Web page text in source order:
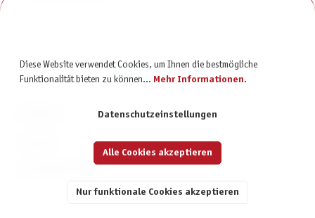
Diese Website verwendet Cookies, um Ihnen die bestmögliche
Funktionalität bieten zu können... Mehr Informationen.
Datenschutzeinstellungen
Nur funktionale Cookies akzeptieren
Alle Cookies akzeptieren